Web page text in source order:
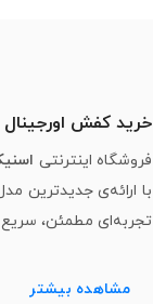
خرید کفش اورجینال
فروشگاه اینترنتی
با ارائه‌ی جدیدترین
تجربه‌ای مطمئن، سریع
مشاهده بیشتر